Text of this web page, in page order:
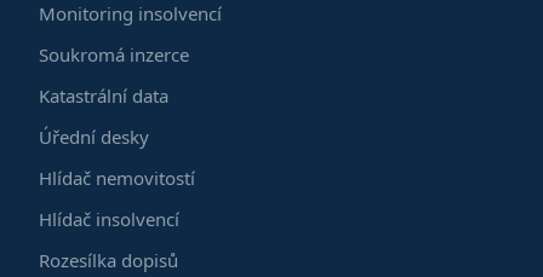
Monitoring insolvencí
Soukromá inzerce
Katastrální data
Úřední desky
Hlídač nemovitostí
Hlídač insolvencí
Rozesílka dopisů